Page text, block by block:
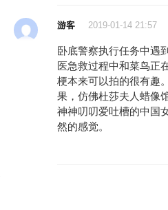
游客 2019-01-14 21:57
卧底警察执行任务中遇
医急救过程中和菜鸟正
梗本来可以拍的很有趣
果，仿佛杜莎夫人蜡像
神神叨叨爱吐槽的中国
然的感觉。